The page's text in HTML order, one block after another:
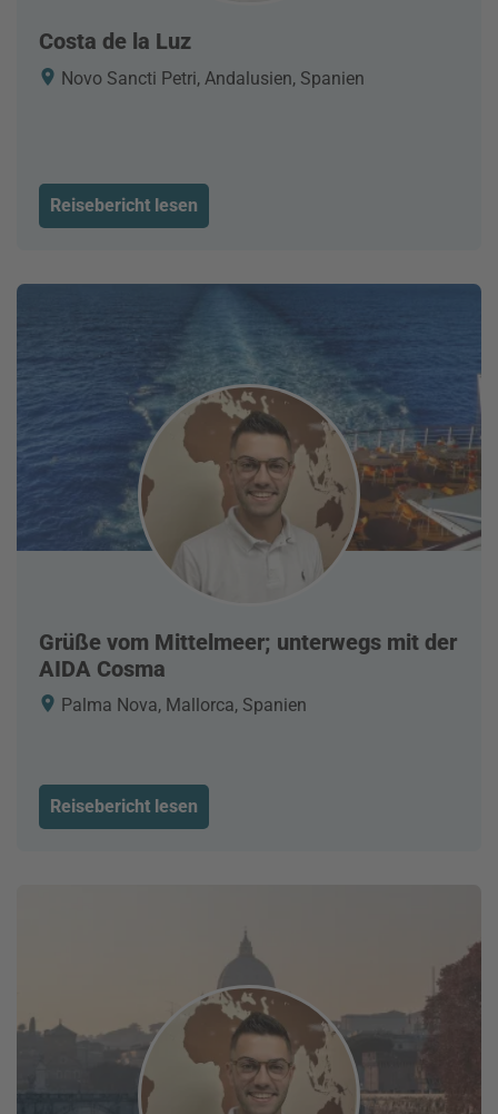
Costa de la Luz
Novo Sancti Petri, Andalusien, Spanien
Reisebericht lesen
Grüße vom Mittelmeer; unterwegs mit der
AIDA Cosma
Palma Nova, Mallorca, Spanien
Reisebericht lesen